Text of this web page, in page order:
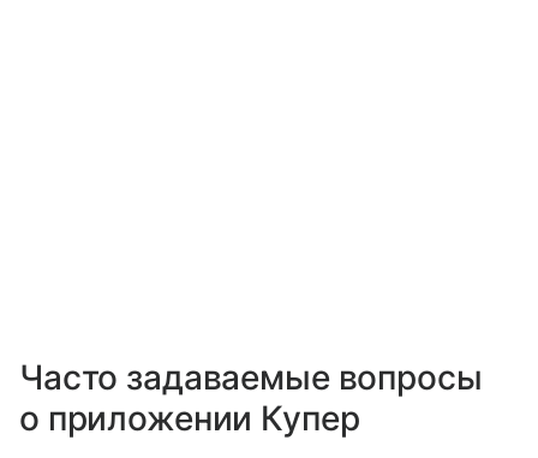
Часто задаваемые вопросы
о приложении Купер